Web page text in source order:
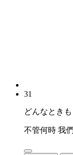
31
どんなとき
不管何時 我